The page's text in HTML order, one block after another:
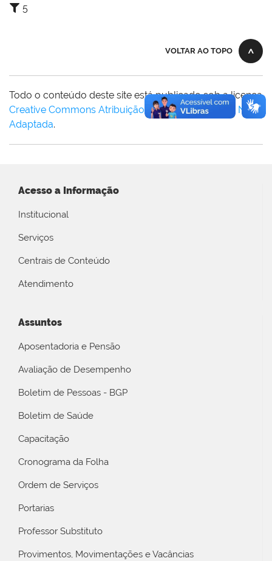
5
VOLTAR AO TOPO
Todo o conteúdo deste site está publicado sob a licença
Creative Commons Atribuição-SemDerivações 3.0 Não
Adaptada.
Acesso a Informação
Institucional
Serviços
Centrais de Conteúdo
Atendimento
Assuntos
Aposentadoria e Pensão
Avaliação de Desempenho
Boletim de Pessoas - BGP
Boletim de Saúde
Capacitação
Cronograma da Folha
Ordem de Serviços
Portarias
Professor Substituto
Provimentos, Movimentações e Vacâncias